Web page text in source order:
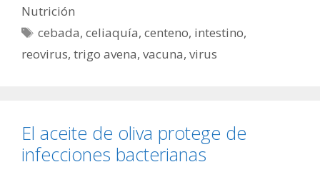
Nutrición
Etiquetas
cebada,celiaquía,centeno, intestino,
reovirus, trigo avena, vacuna, virus
El aceite de oliva protege de
infecciones bacterianas